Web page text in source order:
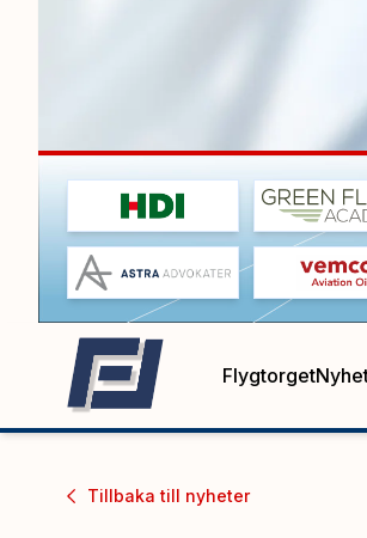
Flygtorget
Tillbaka till nyheter